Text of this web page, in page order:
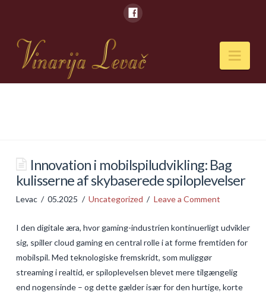
VESTI
PIĆA
Vina
GALERIJA
Innovation i mobilspiludvikling: Bag
kulisserne af skybaserede spiloplevelser
Levac 05.2025 Uncategorized Leave a Comment
I den digitale æra, hvor gaming-industrien kontinuerligt udvikler
sig, spiller cloud gaming en central rolle i at forme fremtiden for
mobilspil. Med teknologiske fremskridt, som muliggør
streaming i realtid, er spiloplevelsen blevet mere tilgængelig
end nogensinde – og dette gælder især for den hurtige, korte